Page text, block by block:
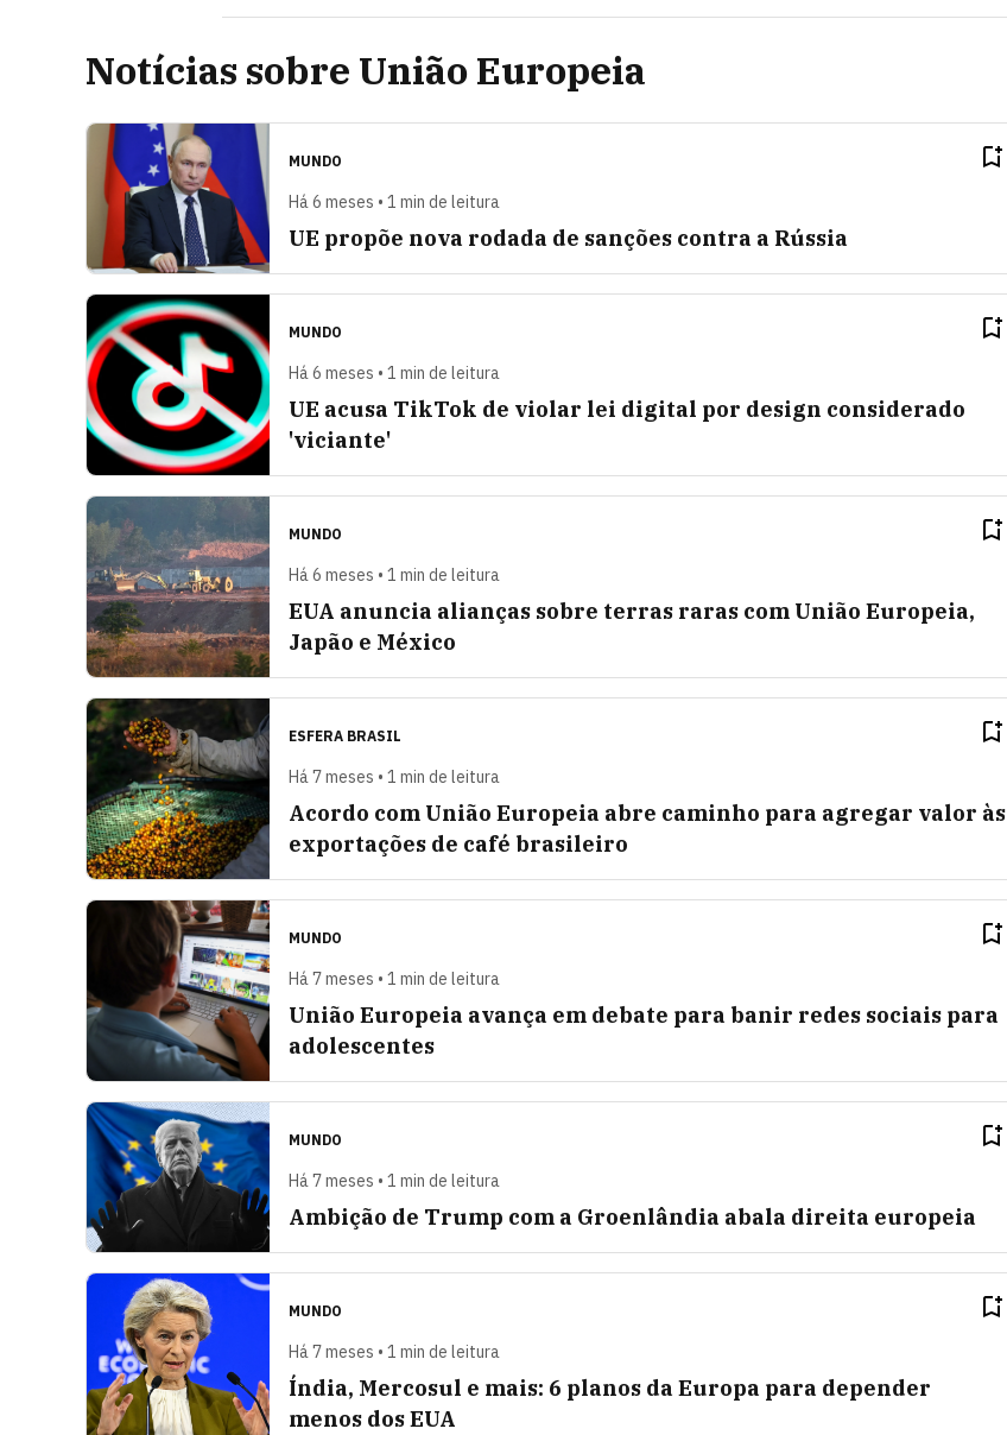
Notícias sobre União Europeia
MUNDO
Há 6 meses • 1 min de leitura
UE propõe nova rodada de sanções contra a Rússia
MUNDO
Há 6 meses • 1 min de leitura
UE acusa TikTok de violar lei digital por design considerado
'viciante'
MUNDO
Há 6 meses • 1 min de leitura
EUA anuncia alianças sobre terras raras com União Europeia,
Japão e México
ESFERA BRASIL
Há 7 meses • 1 min de leitura
Acordo com União Europeia abre caminho para agregar valor às
exportações de café brasileiro
MUNDO
Há 7 meses • 1 min de leitura
União Europeia avança em debate para banir redes sociais para
adolescentes
MUNDO
Há 7 meses • 1 min de leitura
Ambição de Trump com a Groenlândia abala direita europeia
MUNDO
Há 7 meses • 1 min de leitura
Índia, Mercosul e mais: 6 planos da Europa para depender
menos dos EUA